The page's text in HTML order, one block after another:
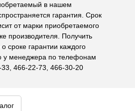
в нашем
гарантия. Срок
от марки приобретаемого
производителя. Получить
сроке гарантии каждого
у менеджера по телефонам
466-22-73, 466-30-20